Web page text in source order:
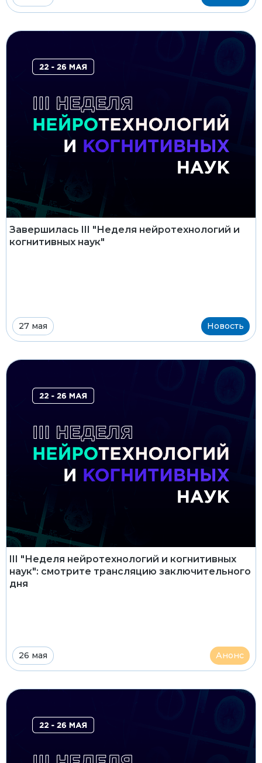
Завершилась III "Неделя нейротехнологий и
когнитивных наук"
27 мая Новость
III "Неделя нейротехнологий и когнитивных
наук": смотрите трансляцию заключительного
дня
26 мая Анонс